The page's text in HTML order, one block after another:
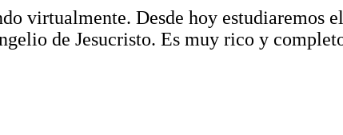
virtualmente. Desde hoy estudiaremos
de Jesucristo. Es muy rico y